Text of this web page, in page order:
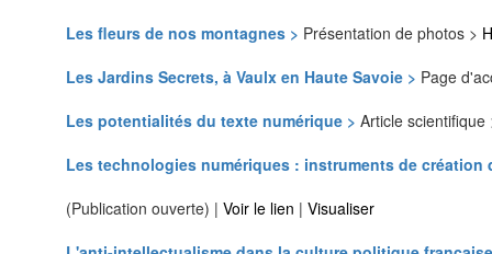
Les fleurs de nos montagnes > Présentation de photos >
Les Jardins Secrets, à Vaulx en Haute Savoie > Page
Les potentialités du texte numérique > Article
Les technologies numériques : instruments de création
(Publication ouverte) | Voir le lien | Visualiser